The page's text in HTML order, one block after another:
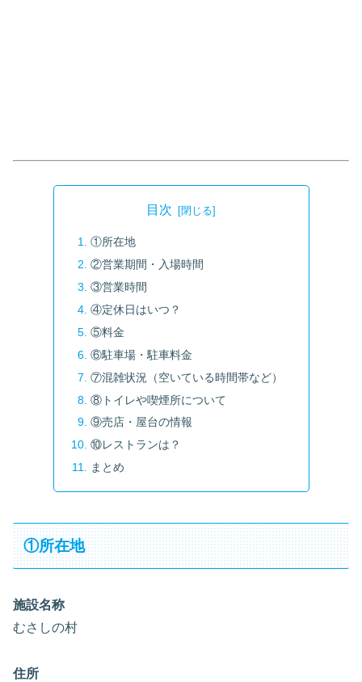
目次
①所在地
②営業期間・入場時間
③営業時間
④定休日はいつ？
⑤料金
⑥駐車場・駐車料金
⑦混雑状況（空いている時間帯など）
⑧トイレや喫煙所について
⑨売店・屋台の情報
⑩レストランは？
まとめ
①所在地
施設名称
むさしの村
住所